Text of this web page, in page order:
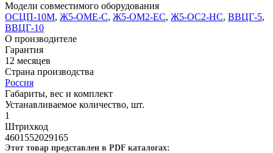
Модели совместимого оборудования
ОСЦП-10М, Ж5-ОМЕ-С, Ж5-ОМ2-ЕС, Ж5-ОС2-НС, ВВЦГ-5,
ВВЦГ-10
О производителе
Гарантия
12 месяцев
Страна производства
Россия
Габариты, вес и комплект
Устанавливаемое количество, шт.
1
Штрихкод
4601552029165
Этот товар представлен в PDF каталогах: